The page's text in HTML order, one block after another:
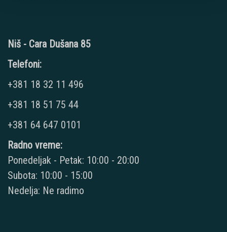
Niš - Cara Dušana 85
Telefoni:
+381 18 32 11 496
+381 18 51 75 44
+381 64 647 0101
Radno vreme:
Ponedeljak - Petak: 10:00 - 20:00
Subota: 10:00 - 15:00
Nedelja: Ne radimo